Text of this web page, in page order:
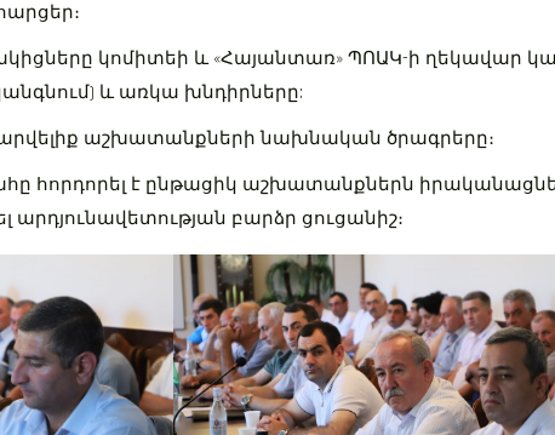
կոմիտեի և «Հայանտառ» ՊՈԱԿ-ի ղեկավար
և առկա խնդիրները:
աշխատանքների նախնական ծրագրերը։
հորդորել է ընթացիկ աշխատանքներն
բարձր ցուցանիշ։